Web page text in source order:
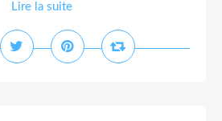
Lire la suite